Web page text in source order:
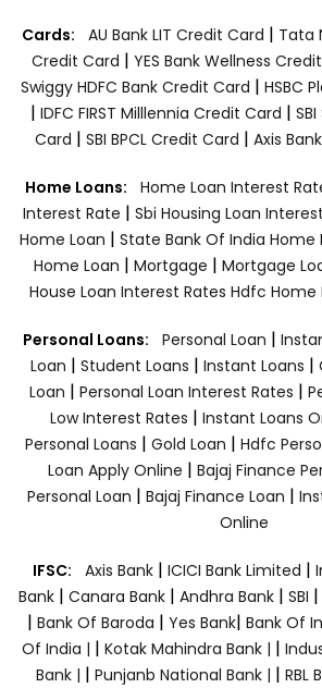
Cards: AU Bank LIT Credit Card | Tata
Credit Card | YES Bank Wellness
Swiggy HDFC Bank Credit Card | HSBC
| IDFC FIRST Milllennia Credit Card |
Card | SBI BPCL Credit Card | Axis
Home Loans: Home Loan Interest
Interest Rate | Sbi Housing Loan
Home Loan | State Bank Of India Home
Home Loan | Mortgage | Mortgage
House Loan Interest Rates Hdfc Home
Personal Loans: Personal Loan |
Loan | Student Loans | Instant Loans |
Loan | Personal Loan Interest Rates |
Low Interest Rates | Instant Loans
Personal Loans | Gold Loan | Hdfc
Loan Apply Online | Bajaj Finance
Personal Loan | Bajaj Finance Loan |
Online
IFSC: Axis Bank | ICICI Bank Limited |
Bank| Canara Bank | Andhra Bank| SBI |
| Bank Of Baroda | Yes Bank| Bank Of
Of India | | Kotak Mahindra Bank | |
Bank | | Punjanb National Bank | | RBL